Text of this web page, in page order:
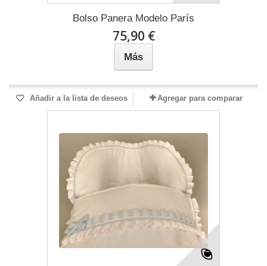
Bolso Panera Modelo París
75,90 €
Más
Añadir a la lista de deseos Agregar para comparar